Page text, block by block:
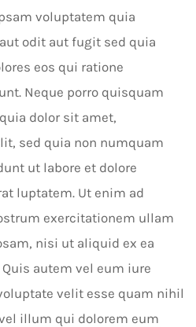
voluptatem quia
odit aut fugit sed quia
eos qui ratione
Neque porro quisquam
dolor sit amet,
sed quia non numquam
ut labore et dolore
luptatem. Ut enim ad
exercitationem ullam
nisi ut aliquid ex ea
autem vel eum iure
velit esse quam nihil
illum qui dolorem eum